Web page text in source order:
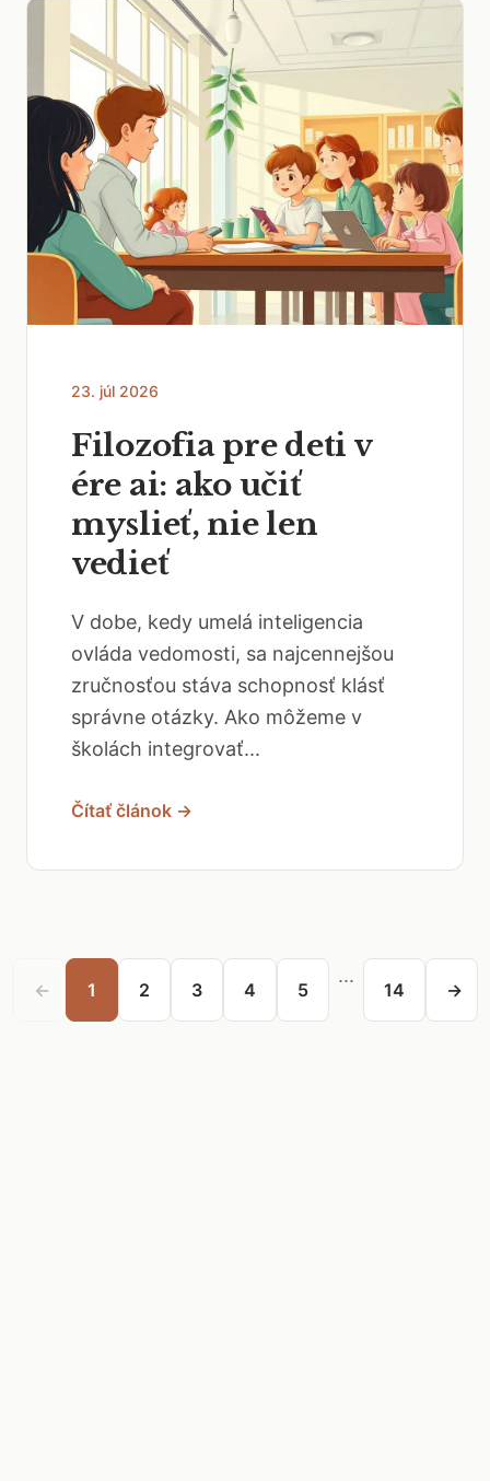
23. júl 2026
Filozofia pre deti v
ére ai: ako učiť
myslieť, nie len
vedieť
V dobe, kedy umelá inteligencia
ovláda vedomosti, sa najcennejšou
zručnosťou stáva schopnosť klásť
správne otázky. Ako môžeme v
školách integrovať...
Čítať článok →
← 1 2 3 4 5
...
14 →